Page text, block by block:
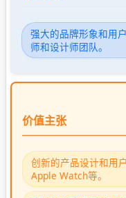
强大的品牌形象和用
师和设计师团队。
价值主张
创新的产品设计和用
Apple Watch等。